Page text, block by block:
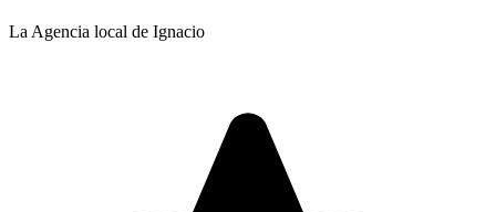
La Agencia local de Ignacio